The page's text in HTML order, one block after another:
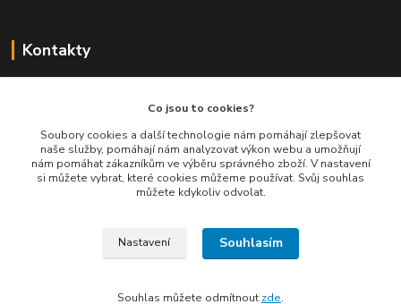
Kontakty
+420 777 461 661
(Po-Pá, 8-16 hod.)
info@balimespolu.cz
Co jsou to cookies?
Soubory cookies a další technologie nám pomáhají zlepšovat
naše služby, pomáhají nám analyzovat výkon webu a umožňují
nám pomáhat zákazníkům ve výběru správného zboží. V nastavení
si můžete vybrat, které cookies můžeme používat. Svůj souhlas
můžete kdykoliv odvolat.
Nastavení Souhlasím
Souhlas můžete odmítnout zde.